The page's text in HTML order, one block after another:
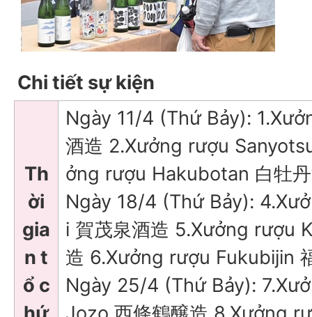
Chi tiết sự kiện
Th
ời
gia
n t
ổ c
Ngày 11/4 (Thứ Bảy):
酒造 2.Xưởng rượu
ởng rượu Hakubotan 白牡
Ngày 18/4 (Thứ Bảy):
i 賀茂泉酒造 5.Xưởng rượu
造 6.Xưởng rượu Fukubijin
Ngày 25/4 (Thứ Bảy):